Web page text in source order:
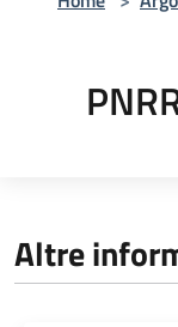
Altre